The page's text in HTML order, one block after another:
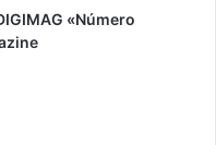
«Número